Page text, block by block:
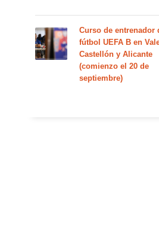
Curso de entrenador
fútbol UEFA B en
Castellón y Alicante
(comienzo el 20 de
septiembre)